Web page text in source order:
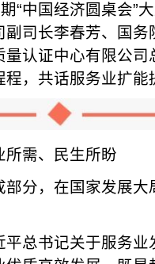
“中国经济圆桌会”
司长李春芳、国
认证中心有限公
，共话服务业扩能
所需、民生所盼
分，在国家发展
总书记关于服务